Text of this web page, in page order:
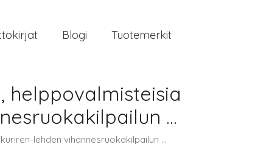
Blogi Tuotemerkit
helppovalmisteisia
...
lehden vihannesruokakilpailun ...